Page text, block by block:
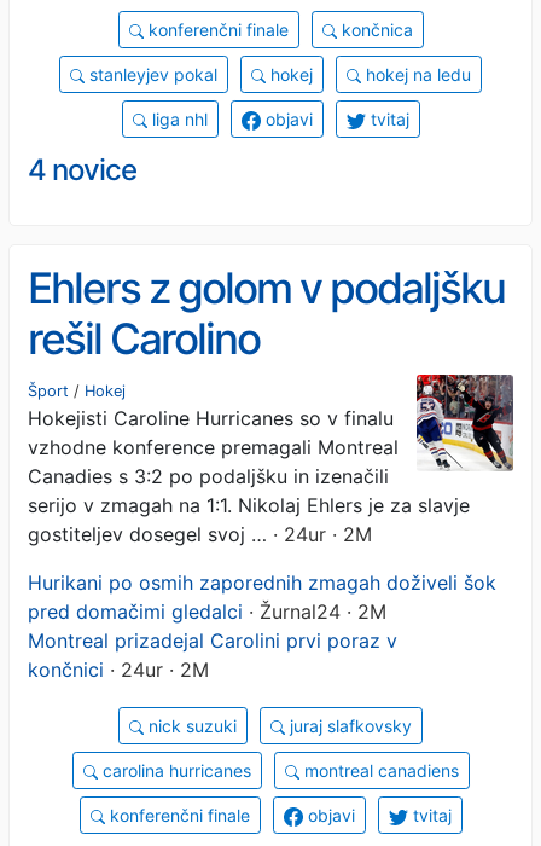
konferenčni finale končnica
stanleyjev pokal hokej hokej na ledu
liga nhl objavi tvitaj
4 novice
Ehlers z golom v podaljšku
rešil Carolino
Šport / Hokej
Hokejisti Caroline Hurricanes so v finalu
vzhodne konference premagali Montreal
Canadies s 3:2 po podaljšku in izenačili
serijo v zmagah na 1:1. Nikolaj Ehlers je za slavje
gostiteljev dosegel svoj … · 24ur · 2M
Hurikani po osmih zaporednih zmagah doživeli šok
pred domačimi gledalci · Žurnal24 · 2M
Montreal prizadejal Carolini prvi poraz v
končnici · 24ur · 2M
nick suzuki juraj slafkovsky
carolina hurricanes montreal canadiens
konferenčni finale objavi tvitaj